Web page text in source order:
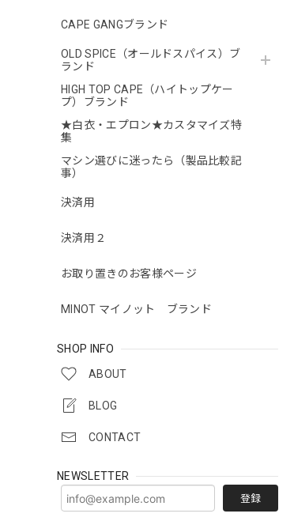
CAPE GANGブランド
OLD SPICE（オールドスパイス）ブ
ランド
HIGH TOP CAPE（ハイトップケー
プ）ブランド
★白衣・エプロン★カスタマイズ特
集
マシン選びに迷ったら（製品比較記
事）
決済用
決済用２
お取り置きのお客様ページ
MINOT マイノット ブランド
SHOP INFO
ABOUT
BLOG
CONTACT
NEWSLETTER
登録